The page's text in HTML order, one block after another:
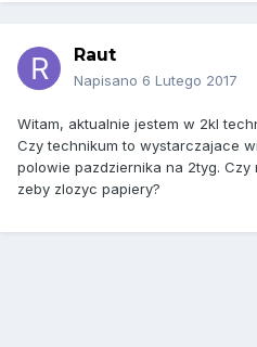
Raut
Napisano 6 Lutego 2017
Witam, aktualnie jestem w 2kl
Czy technikum to wystarczajace
polowie pazdziernika na 2tyg.
zeby zlozyc papiery?